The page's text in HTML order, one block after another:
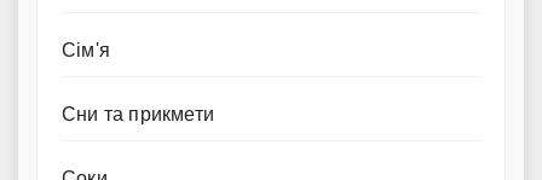
Сім'я
Сни та прикмети